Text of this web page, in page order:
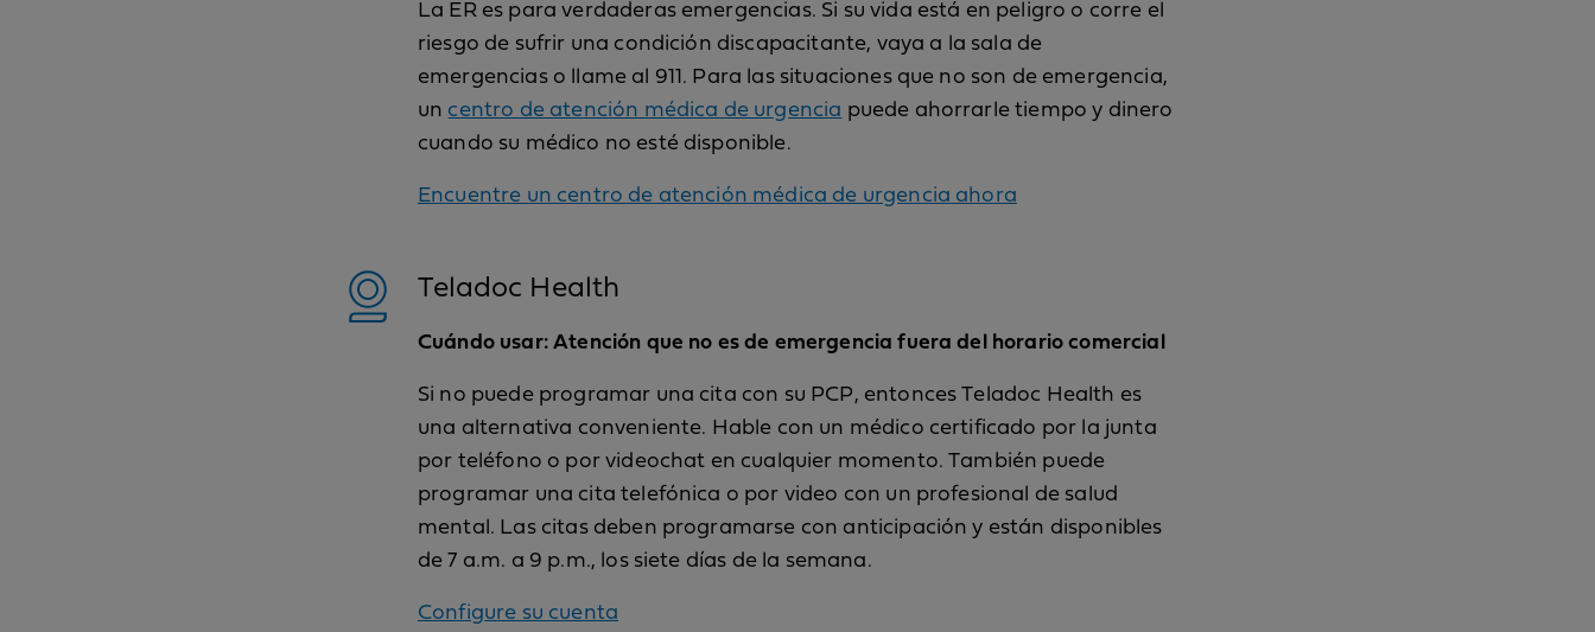
La ER es para verdaderas emergencias. Si su vida está en peligro o corre el
riesgo de sufrir una condición discapacitante, vaya a la sala de
emergencias o llame al 911. Para las situaciones que no son de emergencia,
un centro de atención médica de urgencia puede ahorrarle tiempo y dinero
cuando su médico no esté disponible.
Encuentre un centro de atención médica de urgencia ahora
Teladoc Health
Cuándo usar: Atención que no es de emergencia fuera del horario comercial
Si no puede programar una cita con su PCP, entonces Teladoc Health es
una alternativa conveniente. Hable con un médico certificado por la junta
por teléfono o por videochat en cualquier momento. También puede
programar una cita telefónica o por video con un profesional de salud
mental. Las citas deben programarse con anticipación y están disponibles
de 7 a.m. a 9 p.m., los siete días de la semana.
Configure su cuenta